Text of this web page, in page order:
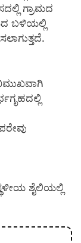
ಗ್ರಾಮದ
ಬಳಿಯಲ್ಲಿ
ಶೈಲಿಯಲ್ಲಿ